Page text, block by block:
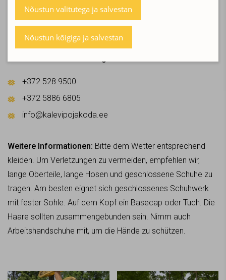
Nõustun valitutega ja salvestan
Nõustun kõigiga ja salvestan
ACHTUNG! Bezahlt werden kann bar vor Ort oder per
Überweisung. Die Preise gelten pro Teilnehmer und sind
inklusive Mehrwertsteuer.
+372 528 9500
+372 5886 6805
info@kalevipojakoda.ee
Weitere Informationen: Bitte dem Wetter entsprechend
kleiden. Um Verletzungen zu vermeiden, empfehlen wir,
lange Oberteile, lange Hosen und geschlossene Schuhe zu
tragen. Am besten eignet sich geschlossenes Schuhwerk
mit fester Sohle. Auf dem Kopf ein Basecap oder Tuch. Die
Haare sollten zusammengebunden sein. Nimm auch
Arbeitshandschuhe mit, um die Hände zu schützen.